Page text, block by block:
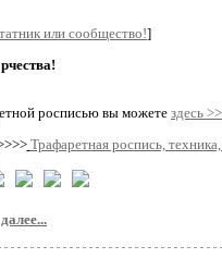
или сообщество!]
росписью вы можетездесь
Трафаретная роспись,
далее...